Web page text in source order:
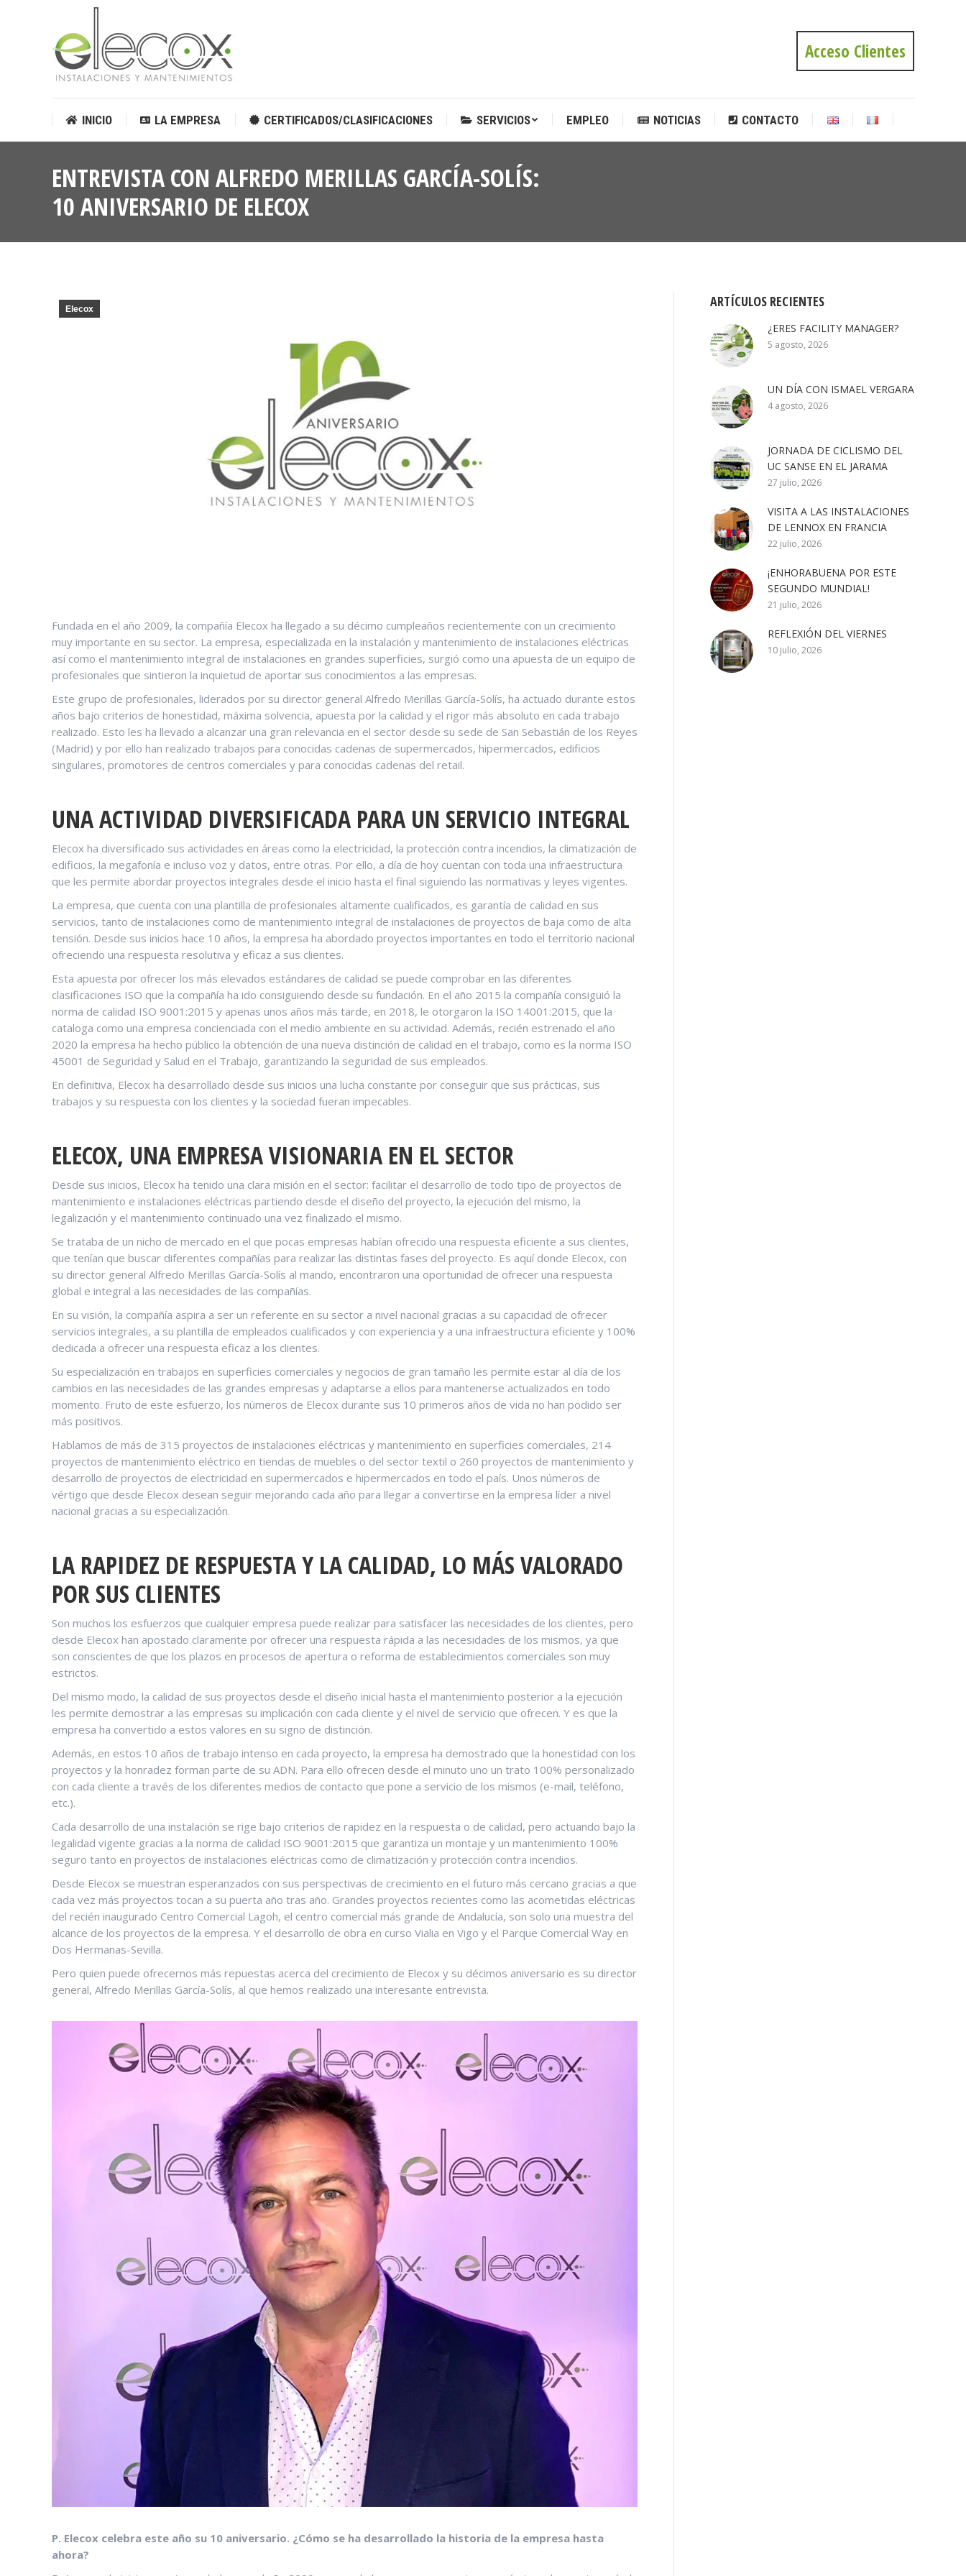
Acceso Clientes
INICIO LA EMPRESA CERTIFICADOS/CLASIFICACIONES SERVICIOS EMPLEO NOTICIAS CONTACTO
ENTREVISTA CON ALFREDO MERILLAS GARCÍA-SOLÍS:
10 ANIVERSARIO DE ELECOX
Elecox
Fundada en el año 2009, la compañía Elecox ha llegado a su décimo cumpleaños recientemente con un crecimiento
muy importante en su sector. La empresa, especializada en la instalación y mantenimiento de instalaciones eléctricas
así como el mantenimiento integral de instalaciones en grandes superficies, surgió como una apuesta de un equipo de
profesionales que sintieron la inquietud de aportar sus conocimientos a las empresas.
Este grupo de profesionales, liderados por su director general Alfredo Merillas García-Solís, ha actuado durante estos
años bajo criterios de honestidad, máxima solvencia, apuesta por la calidad y el rigor más absoluto en cada trabajo
realizado. Esto les ha llevado a alcanzar una gran relevancia en el sector desde su sede de San Sebastián de los Reyes
(Madrid) y por ello han realizado trabajos para conocidas cadenas de supermercados, hipermercados, edificios
singulares, promotores de centros comerciales y para conocidas cadenas del retail.
UNA ACTIVIDAD DIVERSIFICADA PARA UN SERVICIO INTEGRAL
Elecox ha diversificado sus actividades en áreas como la electricidad, la protección contra incendios, la climatización de
edificios, la megafonía e incluso voz y datos, entre otras. Por ello, a día de hoy cuentan con toda una infraestructura
que les permite abordar proyectos integrales desde el inicio hasta el final siguiendo las normativas y leyes vigentes.
La empresa, que cuenta con una plantilla de profesionales altamente cualificados, es garantía de calidad en sus
servicios, tanto de instalaciones como de mantenimiento integral de instalaciones de proyectos de baja como de alta
tensión. Desde sus inicios hace 10 años, la empresa ha abordado proyectos importantes en todo el territorio nacional
ofreciendo una respuesta resolutiva y eficaz a sus clientes.
Esta apuesta por ofrecer los más elevados estándares de calidad se puede comprobar en las diferentes
clasificaciones ISO que la compañía ha ido consiguiendo desde su fundación. En el año 2015 la compañía consiguió la
norma de calidad ISO 9001:2015 y apenas unos años más tarde, en 2018, le otorgaron la ISO 14001:2015, que la
cataloga como una empresa concienciada con el medio ambiente en su actividad. Además, recién estrenado el año
2020 la empresa ha hecho público la obtención de una nueva distinción de calidad en el trabajo, como es la norma ISO
45001 de Seguridad y Salud en el Trabajo, garantizando la seguridad de sus empleados.
En definitiva, Elecox ha desarrollado desde sus inicios una lucha constante por conseguir que sus prácticas, sus
trabajos y su respuesta con los clientes y la sociedad fueran impecables.
ELECOX, UNA EMPRESA VISIONARIA EN EL SECTOR
Desde sus inicios, Elecox ha tenido una clara misión en el sector: facilitar el desarrollo de todo tipo de proyectos de
mantenimiento e instalaciones eléctricas partiendo desde el diseño del proyecto, la ejecución del mismo, la
legalización y el mantenimiento continuado una vez finalizado el mismo.
Se trataba de un nicho de mercado en el que pocas empresas habían ofrecido una respuesta eficiente a sus clientes,
que tenían que buscar diferentes compañías para realizar las distintas fases del proyecto. Es aquí donde Elecox, con
su director general Alfredo Merillas García-Solís al mando, encontraron una oportunidad de ofrecer una respuesta
global e integral a las necesidades de las compañías.
En su visión, la compañía aspira a ser un referente en su sector a nivel nacional gracias a su capacidad de ofrecer
servicios integrales, a su plantilla de empleados cualificados y con experiencia y a una infraestructura eficiente y 100%
dedicada a ofrecer una respuesta eficaz a los clientes.
Su especialización en trabajos en superficies comerciales y negocios de gran tamaño les permite estar al día de los
cambios en las necesidades de las grandes empresas y adaptarse a ellos para mantenerse actualizados en todo
momento. Fruto de este esfuerzo, los números de Elecox durante sus 10 primeros años de vida no han podido ser
más positivos.
Hablamos de más de 315 proyectos de instalaciones eléctricas y mantenimiento en superficies comerciales, 214
proyectos de mantenimiento eléctrico en tiendas de muebles o del sector textil o 260 proyectos de mantenimiento y
desarrollo de proyectos de electricidad en supermercados e hipermercados en todo el país. Unos números de
vértigo que desde Elecox desean seguir mejorando cada año para llegar a convertirse en la empresa líder a nivel
nacional gracias a su especialización.
LA RAPIDEZ DE RESPUESTA Y LA CALIDAD, LO MÁS VALORADO
POR SUS CLIENTES
Son muchos los esfuerzos que cualquier empresa puede realizar para satisfacer las necesidades de los clientes, pero
desde Elecox han apostado claramente por ofrecer una respuesta rápida a las necesidades de los mismos, ya que
son conscientes de que los plazos en procesos de apertura o reforma de establecimientos comerciales son muy
estrictos.
Del mismo modo, la calidad de sus proyectos desde el diseño inicial hasta el mantenimiento posterior a la ejecución
les permite demostrar a las empresas su implicación con cada cliente y el nivel de servicio que ofrecen. Y es que la
empresa ha convertido a estos valores en su signo de distinción.
Además, en estos 10 años de trabajo intenso en cada proyecto, la empresa ha demostrado que la honestidad con los
proyectos y la honradez forman parte de su ADN. Para ello ofrecen desde el minuto uno un trato 100% personalizado
con cada cliente a través de los diferentes medios de contacto que pone a servicio de los mismos (e-mail, teléfono,
etc.).
Cada desarrollo de una instalación se rige bajo criterios de rapidez en la respuesta o de calidad, pero actuando bajo la
legalidad vigente gracias a la norma de calidad ISO 9001:2015 que garantiza un montaje y un mantenimiento 100%
seguro tanto en proyectos de instalaciones eléctricas como de climatización y protección contra incendios.
Desde Elecox se muestran esperanzados con sus perspectivas de crecimiento en el futuro más cercano gracias a que
cada vez más proyectos tocan a su puerta año tras año. Grandes proyectos recientes como las acometidas eléctricas
del recién inaugurado Centro Comercial Lagoh, el centro comercial más grande de Andalucía, son solo una muestra del
alcance de los proyectos de la empresa. Y el desarrollo de obra en curso Vialia en Vigo y el Parque Comercial Way en
Dos Hermanas-Sevilla.
Pero quien puede ofrecernos más repuestas acerca del crecimiento de Elecox y su décimos aniversario es su director
general, Alfredo Merillas García-Solís, al que hemos realizado una interesante entrevista.
P. Elecox celebra este año su 10 aniversario. ¿Cómo se ha desarrollado la historia de la empresa hasta
ahora?
ARTÍCULOS RECIENTES
¿ERES FACILITY MANAGER?
5 agosto, 2026
UN DÍA CON ISMAEL VERGARA
4 agosto, 2026
JORNADA DE CICLISMO DEL
UC SANSE EN EL JARAMA
27 julio, 2026
VISITA A LAS INSTALACIONES
DE LENNOX EN FRANCIA
22 julio, 2026
¡ENHORABUENA POR ESTE
SEGUNDO MUNDIAL!
21 julio, 2026
REFLEXIÓN DEL VIERNES
10 julio, 2026